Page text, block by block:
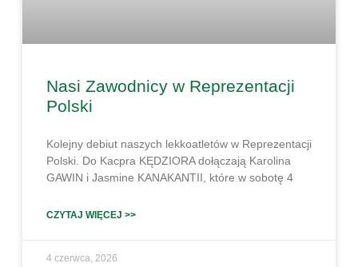
Nasi Zawodnicy w Reprezentacji
Polski
Kolejny debiut naszych lekkoatletów w Reprezentacji
Polski. Do Kacpra KĘDZIORA dołączają Karolina
GAWIN i Jasmine KANAKANTII, które w sobotę 4
CZYTAJ WIĘCEJ >>
4 czerwca, 2026